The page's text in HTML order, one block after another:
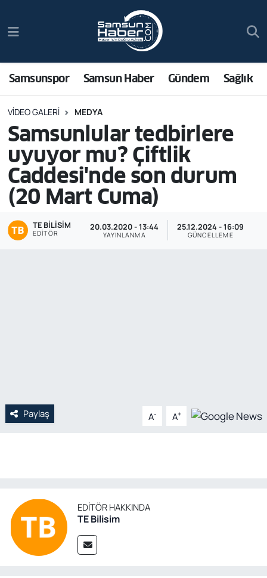
Samsunspor Samsun Haber Gündem Sağlık
VIDEO GALERI MEDYA
Samsunlular tedbirlere
uyuyor mu? Çiftlik
Caddesi'nde son durum
(20 Mart Cuma)
TE BILISIM
EDITÖR
20.03.2020 - 13:44
YAYINLANMA
25.12.2024 - 16:09
GÜNCELLEME
Paylaş A- A+
EDITÖR HAKKINDA
TE Bilisim
Samsun Haber
Sağlık
Asayiş
Bilim ve Teknoloji
Bölge
Dünya
Siyaset
Yerel
Trafik Durumu
Süper Lig Puan Durumu ve Fikstür
Tüm Manşetler
Son Dakika Haberleri
Haber Arşivi